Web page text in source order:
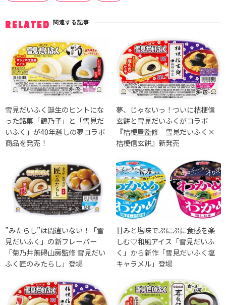
RELATED 関連する記事
雪見だいふく誕生のヒントにな
った銘菓「鶴乃子」と「雪見だ
いふく」が40年越しの夢コラボ
商品を発売！
夢、じゃないっ！ついに桔梗信
玄餅と雪見だいふくがコラボ
『桔梗屋監修 雪見だいふく×
桔梗信玄餅』新発売
”みたらし”は間違いない！「雪
見だいふく」の新フレーバー
「菊乃井無碍山房監修 雪見だい
ふく匠のみたらし」登場
甘みと塩味でぷにぷに食感を楽
しむ♡和風アイス「雪見だいふ
く」から新作「雪見だいふく塩
キャラメル」登場